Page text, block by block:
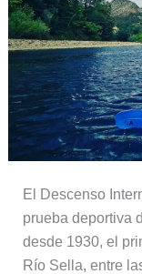
El Descenso
prueba deportiva
desde 1930, el
Río Sella, entre